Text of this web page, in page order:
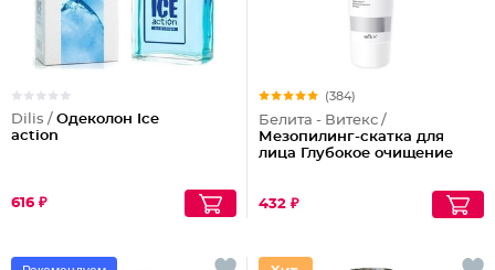
Dilis / Одеколон Ice
action
616 ₽
(384)
Белита - Витекс /
Мезопилинг-скатка для
лица Глубокое очищение
432 ₽